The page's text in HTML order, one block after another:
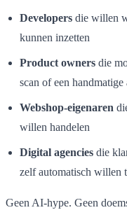
Developers die willen
kunnen inzetten
Product owners die
scan of een
Webshop-eigenaren
willen handelen
Digital agencies die
zelf automatisch willen
Geen AI-hype. Geen